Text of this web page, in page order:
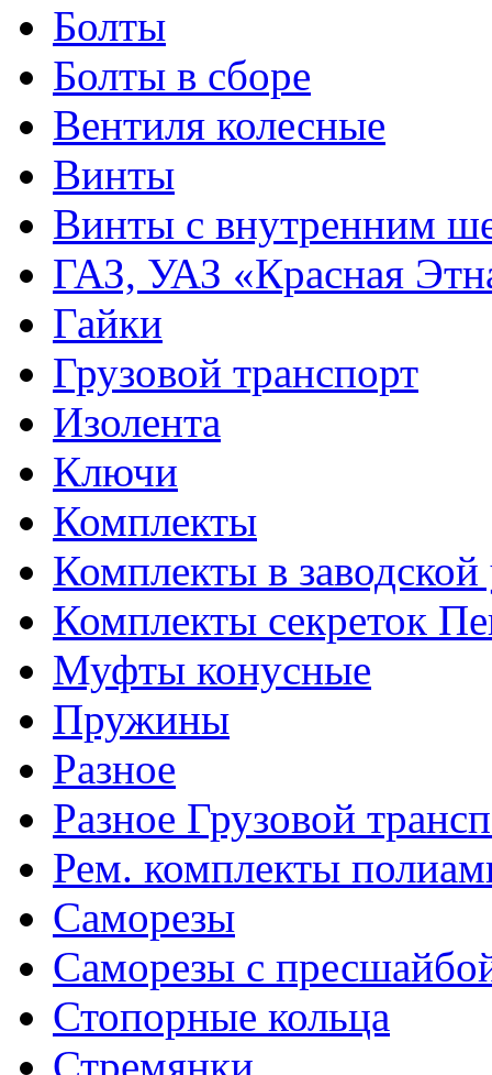
Болты
Болты в сборе
Вентиля колесные
Винты
Винты с внутренним
ГАЗ, УАЗ «Красная
Гайки
Грузовой транспорт
Изолента
Ключи
Комплекты
Комплекты в заводской
Комплекты секреток
Муфты конусные
Пружины
Разное
Разное Грузовой
Рем. комплекты
Саморезы
Саморезы с
Стопорные кольца
Стремянки